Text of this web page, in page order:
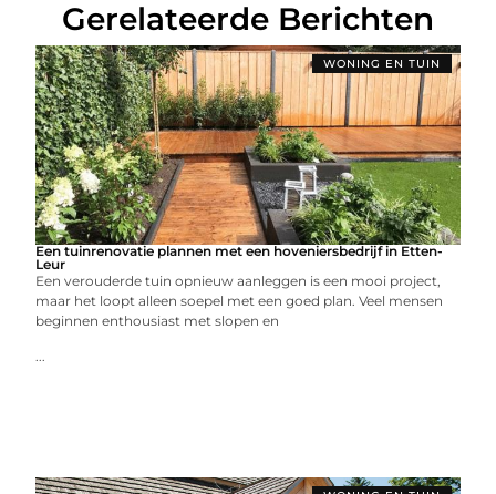
Gerelateerde Berichten
WONING EN TUIN
Een tuinrenovatie plannen met een hoveniersbedrijf in Etten-
Leur
Een verouderde tuin opnieuw aanleggen is een mooi project,
maar het loopt alleen soepel met een goed plan. Veel mensen
beginnen enthousiast met slopen en
...